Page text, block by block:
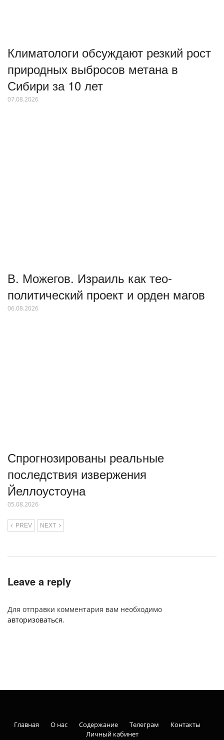
Климатологи обсуждают резкий рост
природных выбросов метана в
Сибири за 10 лет
07.08.2026
В. Можегов. Израиль как тео-
политический проект и орден магов
06.08.2026
Спрогнозированы реальные
последствия извержения
Йеллоустоуна
05.08.2026
PREV NEXT
Leave a reply
Для отправки комментария вам необходимо
авторизоваться.
Главная О нас Содержание Телеграм
Контакты
Личный кабинет